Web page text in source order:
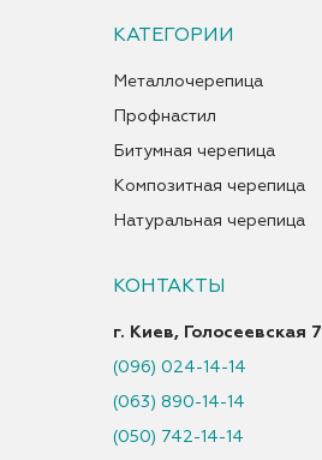
КАТЕГОРИИ
Металлочерепица
Профнастил
Битумная черепица
Композитная черепица
Натуральная черепица
КОНТАКТЫ
г. Киев, Голосеевская 7
(096) 024-14-14
(063) 890-14-14
(050) 742-14-14